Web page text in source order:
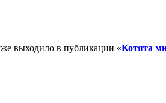
выходило в публикации «Котята